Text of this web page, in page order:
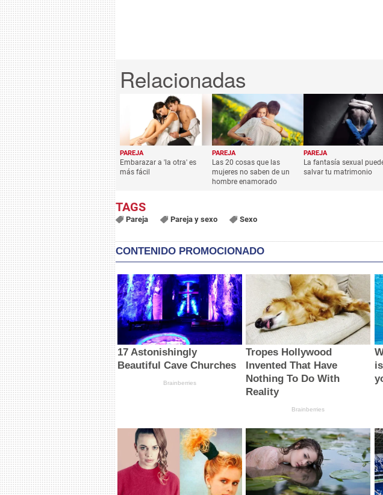
PAREJA
Embarazar a 'la otra' es
más fácil
PAREJA
Las 20 cosas que las
mujeres no saben de un
hombre enamorado
PAREJA
La fantasía sexual
salvar tu matrimonio
Pareja Pareja y sexo Sexo
CONTENIDO PROMOCIONADO
17 Astonishingly
Beautiful Cave Churches
Brainberries
Tropes Hollywood
Invented That Have
Nothing To Do With
Reality
Brainberries